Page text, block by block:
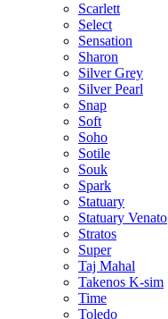
Scarlett
Select
Sensation
Sharon
Silver Grey
Silver Pearl
Snap
Soft
Soho
Sotile
Souk
Spark
Statuary
Statuary Venato
Stratos
Super
Taj Mahal
Takenos K-sim
Time
Toledo